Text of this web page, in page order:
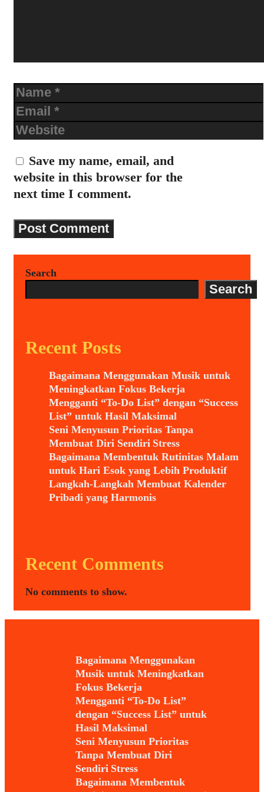
Name
Email
Website
Save my name, email, and
website in this browser for the
next time I comment.
Search
Search
Recent Posts
Bagaimana Menggunakan Musik untuk
Meningkatkan Fokus Bekerja
Mengganti “To-Do List” dengan “Success
List” untuk Hasil Maksimal
Seni Menyusun Prioritas Tanpa
Membuat Diri Sendiri Stress
Bagaimana Membentuk Rutinitas Malam
untuk Hari Esok yang Lebih Produktif
Langkah-Langkah Membuat Kalender
Pribadi yang Harmonis
Recent Comments
No comments to show.
Bagaimana Menggunakan
Musik untuk Meningkatkan
Fokus Bekerja
Mengganti “To-Do List”
dengan “Success List” untuk
Hasil Maksimal
Seni Menyusun Prioritas
Tanpa Membuat Diri
Sendiri Stress
Bagaimana Membentuk